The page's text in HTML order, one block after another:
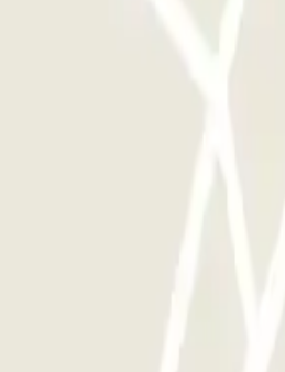
este operador disponibles en Parclick.
que quieras.